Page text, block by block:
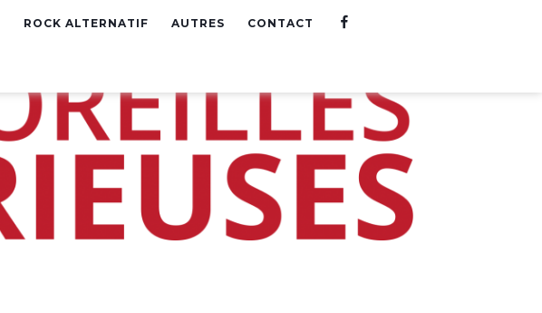
ROCK ALTERNATIF AUTRES CONTACT
B
O
O
K